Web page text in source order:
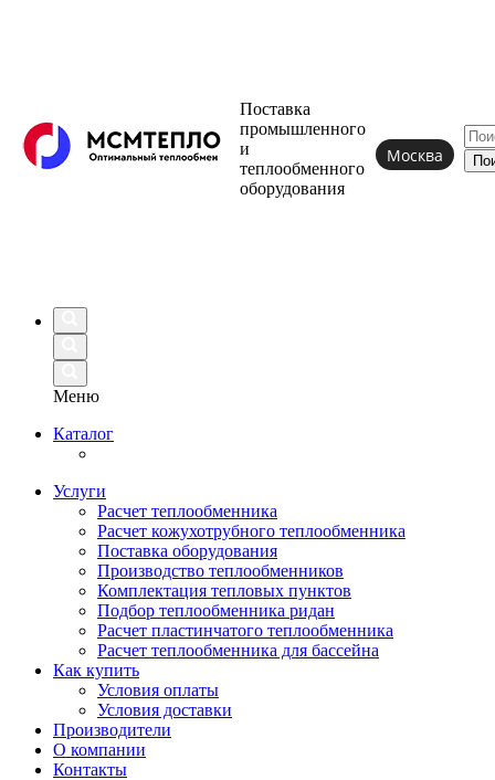
Поставка
промышленного
и
теплообменного
оборудования
Москва
Меню
Каталог
Услуги
Расчет теплообменника
Расчет кожухотрубного теплообменника
Поставка оборудования
Производство теплообменников
Комплектация тепловых пунктов
Подбор теплообменника ридан
Расчет пластинчатого теплообменника
Расчет теплообменника для бассейна
Как купить
Условия оплаты
Условия доставки
Производители
О компании
Контакты